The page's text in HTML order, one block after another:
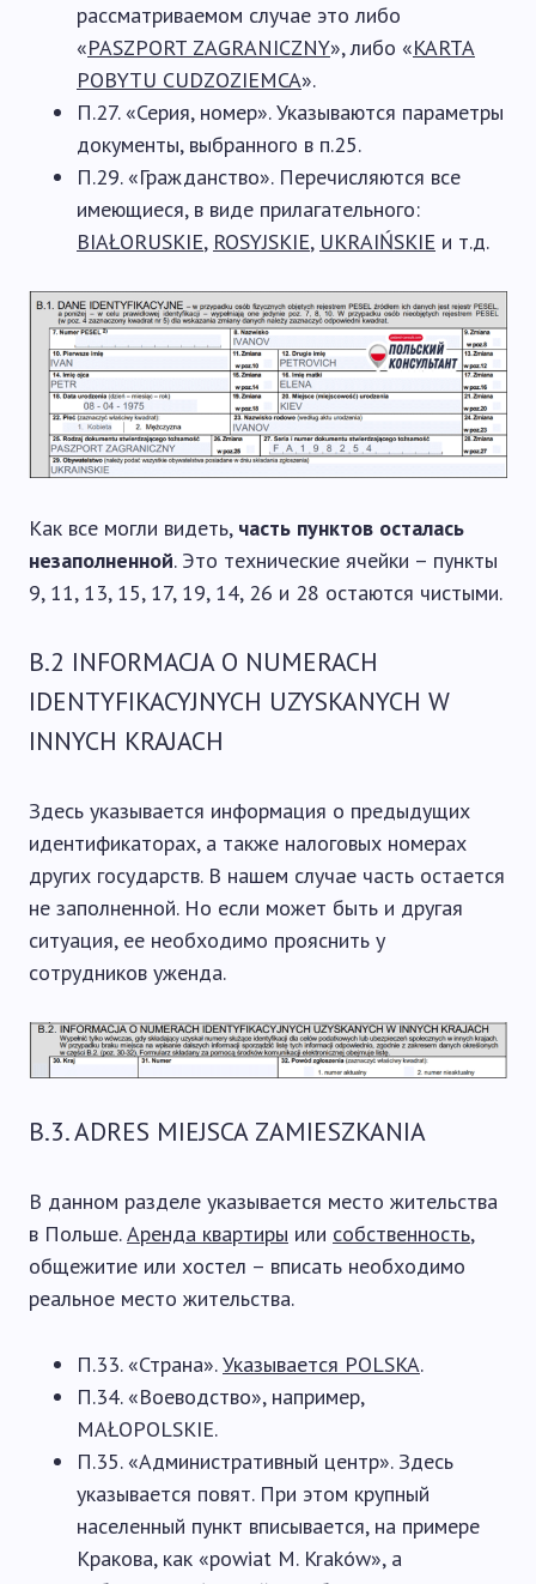
рассматриваемом случае это либо
«PASZPORT ZAGRANICZNY», либо «KARTA
POBYTU CUDZOZIEMCA».
П.27. «Серия, номер». Указываются параметры
документы, выбранного в п.25.
П.29. «Гражданство». Перечисляются все
имеющиеся, в виде прилагательного:
BIAŁORUSKIE, ROSYJSKIE, UKRAIŃSKIE и т.д.
Как все могли видеть, часть пунктов осталась
незаполненной. Это технические ячейки – пункты
9, 11, 13, 15, 17, 19, 14, 26 и 28 остаются чистыми.
B.2 INFORMACJA O NUMERACH
IDENTYFIKACYJNYCH UZYSKANYCH W
INNYCH KRAJACH
Здесь указывается информация о предыдущих
идентификаторах, а также налоговых номерах
других государств. В нашем случае часть остается
не заполненной. Но если может быть и другая
ситуация, ее необходимо прояснить у
сотрудников уженда.
B.3. ADRES MIEJSCA ZAMIESZKANIA
В данном разделе указывается место жительства
в Польше.Аренда квартиры или собственность,
общежитие или хостел – вписать необходимо
реальное место жительства.
П.33. «Страна».Указывается POLSKA.
П.34. «Воеводство», например,
MAŁOPOLSKIE.
П.35. «Административный центр». Здесь
указывается повят. При этом крупный
населенный пункт вписывается, на примере
Кракова, как «powiat M. Kraków», а